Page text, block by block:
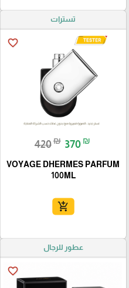
تسترات
favorite_border
420₪ 370 ₪
VOYAGE DHERMES PARFUM
100ML
add_shopping_cart
عطور للرجال
favorite_border